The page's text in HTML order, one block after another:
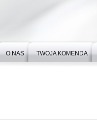
O NAS TWOJA KOMENDA